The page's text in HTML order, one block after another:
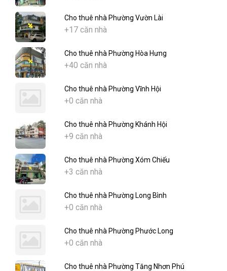
Cho thuê nhà Phường Vườn Lài
+17 căn nhà
Cho thuê nhà Phường Hòa Hưng
+40 căn nhà
Cho thuê nhà Phường Vĩnh Hội
+0 căn nhà
Cho thuê nhà Phường Khánh Hội
+9 căn nhà
Cho thuê nhà Phường Xóm Chiếu
+3 căn nhà
Cho thuê nhà Phường Long Bình
+0 căn nhà
Cho thuê nhà Phường Phước Long
+0 căn nhà
Cho thuê nhà Phường Tăng Nhơn Phú